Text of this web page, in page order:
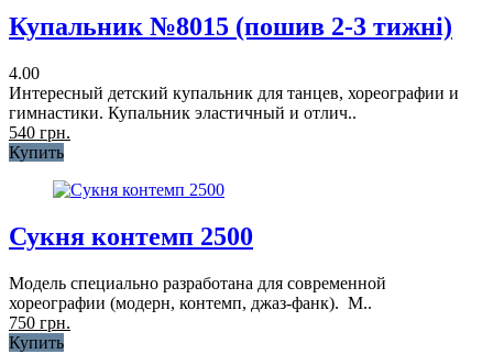
Купальник №8015 (пошив 2-3 тижні)
4.00
Интересный детский купальник для танцев, хореографии и
гимнастики. Купальник эластичный и отлич..
540 грн.
Купить
Сукня контемп 2500
Модель специально разработана для современной
хореографии (модерн, контемп, джаз-фанк). М..
750 грн.
Купить